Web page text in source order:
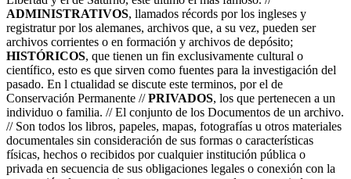
ADMINISTRATIVOS, llamados récords por los ingleses y
registratur por los alemanes, archivos que, a su vez, pueden ser
archivos corrientes o en formación y archivos de depósito;
HISTÓRICOS, que tienen un fin exclusivamente cultural o
científico, esto es que sirven como fuentes para la investigación del
pasado. En l ctualidad se discute este terminos, por el de
Conservación Permanente //PRIVADOS, los que pertenecen a un
individuo o familia. // El conjunto de los Documentos de un archivo.
// Son todos los libros, papeles, mapas, fotografías u otros materiales
documentales sin consideración de sus formas o características
físicas, hechos o recibidos por cualquier institución pública o
privada en secuencia de sus obligaciones legales o conexión con la